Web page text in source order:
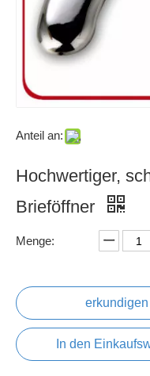
Anteil an:
Hochwertiger,
Brieföffner
Menge:
erkundigen
In den